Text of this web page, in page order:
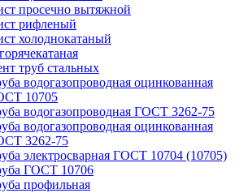
просечно вытяжной
рифленый
холоднокатаный
труб стальных
водогазопроводная оцинкованная
10705
водогазопроводная ГОСТ 3262-75
водогазопроводная оцинкованная
3262-75
электросварная ГОСТ 10704 (10705)
ГОСТ 10706
профильная